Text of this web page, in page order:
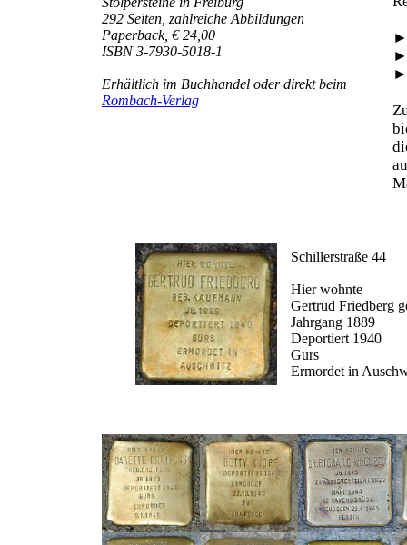
292 Seiten, zahlreiche Abbildungen
Paperback, € 24,00
ISBN 3-7930-5018-1
Erhältlich im Buchhandel oder direkt beim
Rombach-Verlag
Schillerstraße 44
Hier wohnte
Gertrud Friedberg
Jahrgang 1889
Deportiert 1940
Gurs
Ermordet in